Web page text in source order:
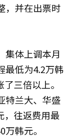
，并在出票时
集体上调本月
最低为4.2万韩
三倍以上。
特兰大、华盛
，往返费用最
韩元。